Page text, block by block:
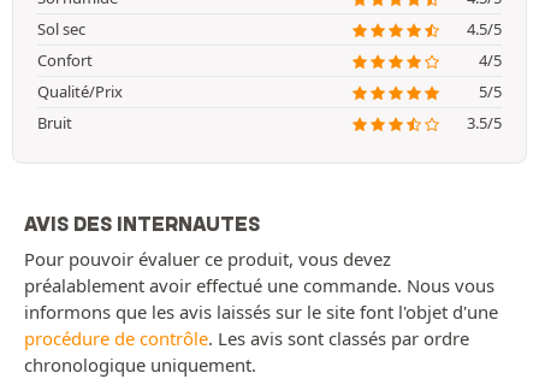
Sol sec
4.5/5
Confort
4/5
Qualité/Prix
5/5
Bruit
3.5/5
AVIS DES INTERNAUTES
Pour pouvoir évaluer ce produit, vous devez
préalablement avoir effectué une commande. Nous vous
informons que les avis laissés sur le site font l'objet d'une
procédure de contrôle. Les avis sont classés par ordre
chronologique uniquement.